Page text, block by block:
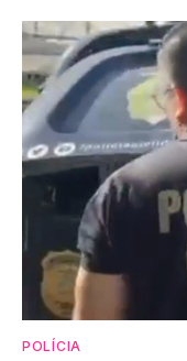
POLÍCIA